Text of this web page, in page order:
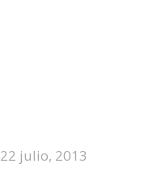
22 julio, 2013